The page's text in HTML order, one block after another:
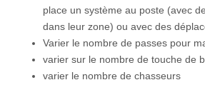
place un système au poste (avec
dans leur zone) ou avec des
Varier le nombre de passes pour
varier sur le nombre de touche de
varier le nombre de chasseurs